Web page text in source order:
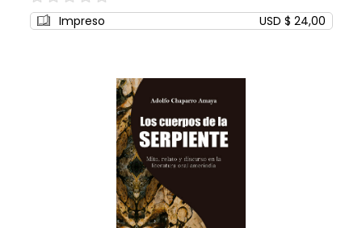
0%
Impreso USD $ 24,00